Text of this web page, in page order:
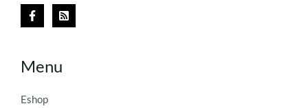
Menu
Eshop